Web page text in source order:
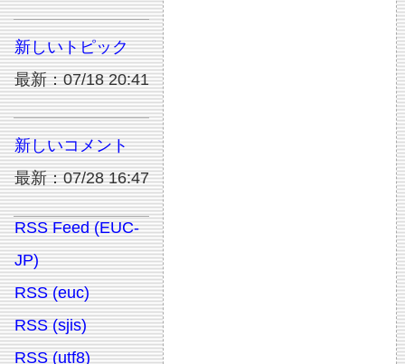
新しいトピック
最新：07/18 20:41
新しいコメント
最新：07/28 16:47
RSS Feed (EUC-
JP)
RSS (euc)
RSS (sjis)
RSS (utf8)